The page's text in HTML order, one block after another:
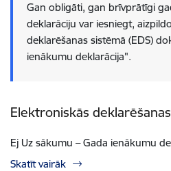
Gan obligāti, gan brīvprātīgi
deklarāciju var iesniegt,
deklarēšanas sistēmā (EDS)
ienākumu deklarācija".
Elektroniskās
Ej Uz sākumu – Gada ienākumu
Skatīt vairāk